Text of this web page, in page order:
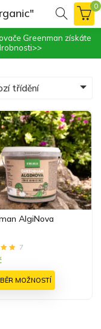
Greenman získáte
0
třídění
AlgiNova
7
MOŽNOSTÍ